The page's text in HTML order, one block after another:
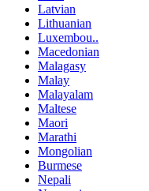
Latvian
Lithuanian
Luxembou..
Macedonian
Malagasy
Malay
Malayalam
Maltese
Maori
Marathi
Mongolian
Burmese
Nepali